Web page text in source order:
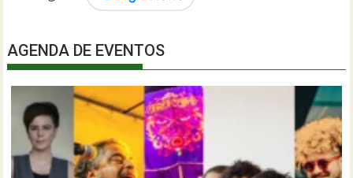
AGENDA DE EVENTOS